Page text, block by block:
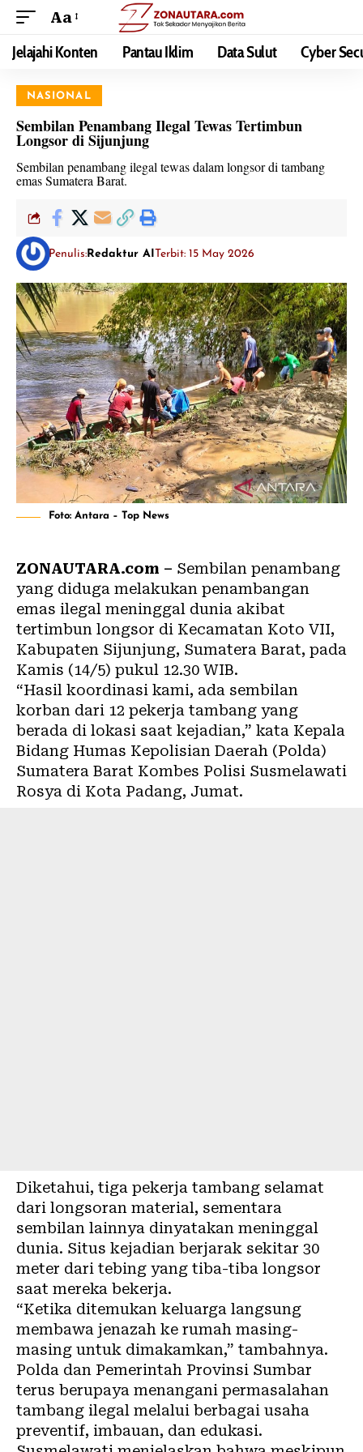
Aa
Jelajahi Konten Pantau Iklim Data Sulut Cyber
NASIONAL
Sembilan Penambang Ilegal Tewas Tertimbun
Longsor di Sijunjung
Sembilan penambang ilegal tewas dalam longsor di tambang
emas Sumatera Barat.
Penulis: Redaktur AITerbit: 15 May 2026
Foto: Antara – Top News
ZONAUTARA.com – Sembilan penambang
yang diduga melakukan penambangan
emas ilegal meninggal dunia akibat
tertimbun longsor di Kecamatan Koto VII,
Kabupaten Sijunjung, Sumatera Barat, pada
Kamis (14/5) pukul 12.30 WIB.
“Hasil koordinasi kami, ada sembilan
korban dari 12 pekerja tambang yang
berada di lokasi saat kejadian,” kata Kepala
Bidang Humas Kepolisian Daerah (Polda)
Sumatera Barat Kombes Polisi Susmelawati
Rosya di Kota Padang, Jumat.
Diketahui, tiga pekerja tambang selamat
dari longsoran material, sementara
sembilan lainnya dinyatakan meninggal
dunia. Situs kejadian berjarak sekitar 30
meter dari tebing yang tiba-tiba longsor
saat mereka bekerja.
“Ketika ditemukan keluarga langsung
membawa jenazah ke rumah masing-
masing untuk dimakamkan,” tambahnya.
Polda dan Pemerintah Provinsi Sumbar
terus berupaya menangani permasalahan
tambang ilegal melalui berbagai usaha
preventif, imbauan, dan edukasi.